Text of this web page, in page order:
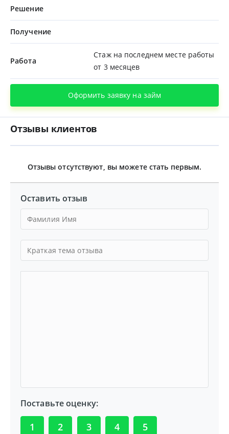
Решение
Получение
Работа
Стаж на последнем месте работы
от 3 месяцев
Оформить заявку на займ
Отзывы клиентов
Отзывы отсутствуют, вы можете стать первым.
Оставить отзыв
Поставьте оценку:
1 2 3 4 5